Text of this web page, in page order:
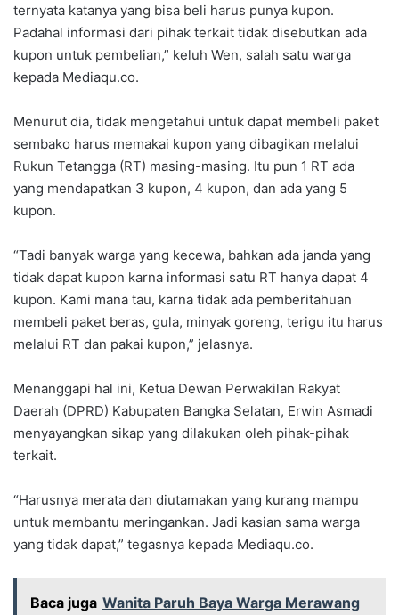
ternyata katanya yang bisa beli harus punya kupon.
Padahal informasi dari pihak terkait tidak disebutkan ada
kupon untuk pembelian,” keluh Wen, salah satu warga
kepada Mediaqu.co.
Menurut dia, tidak mengetahui untuk dapat membeli paket
sembako harus memakai kupon yang dibagikan melalui
Rukun Tetangga (RT) masing-masing. Itu pun 1 RT ada
yang mendapatkan 3 kupon, 4 kupon, dan ada yang 5
kupon.
“Tadi banyak warga yang kecewa, bahkan ada janda yang
tidak dapat kupon karna informasi satu RT hanya dapat 4
kupon. Kami mana tau, karna tidak ada pemberitahuan
membeli paket beras, gula, minyak goreng, terigu itu harus
melalui RT dan pakai kupon,” jelasnya.
Menanggapi hal ini, Ketua Dewan Perwakilan Rakyat
Daerah (DPRD) Kabupaten Bangka Selatan, Erwin Asmadi
menyayangkan sikap yang dilakukan oleh pihak-pihak
terkait.
“Harusnya merata dan diutamakan yang kurang mampu
untuk membantu meringankan. Jadi kasian sama warga
yang tidak dapat,” tegasnya kepada Mediaqu.co.
Baca juga Wanita Paruh Baya Warga Merawang